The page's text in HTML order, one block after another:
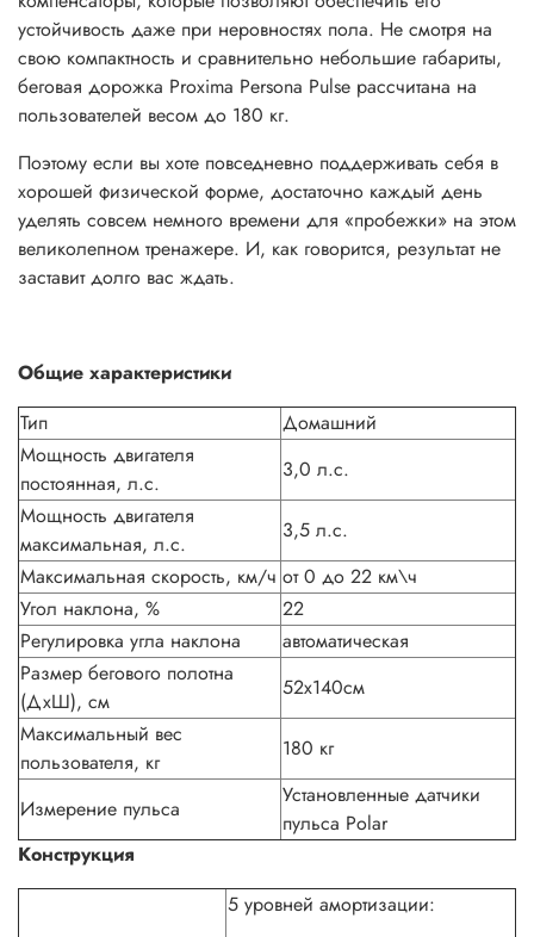
устойчивость даже при неровностях пола. Не смотря на
свою компактность и сравнительно небольшие габариты,
беговая дорожка Proxima Persona Pulse рассчитана на
пользователей весом до 180 кг.
Поэтому если вы хоте повседневно поддерживать себя в
хорошей физической форме, достаточно каждый день
уделять совсем немного времени для «пробежки» на этом
великолепном тренажере. И, как говорится, результат не
заставит долго вас ждать.
Общие характеристики
Тип
Домашний
Мощность двигателя
постоянная, л.с.
3,0 л.с.
Мощность двигателя
максимальная, л.с.
3,5 л.с.
Максимальная скорость, км/ч от 0 до 22 км\ч
Угол наклона, %
22
Регулировка угла наклона
автоматическая
Размер бегового полотна
(ДхШ), см
52х140см
Максимальный вес
пользователя, кг
180 кг
Измерение пульса
Установленные датчики
пульса Polar
Конструкция
5 уровней амортизации: